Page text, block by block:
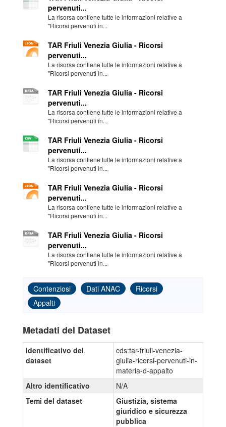
pervenuti...
La risorsa contiene tutte le informazioni relative a
"Ricorsi pervenuti in...
TAR Friuli Venezia Giulia - Ricorsi
pervenuti...
La risorsa contiene tutte le informazioni relative a
"Ricorsi pervenuti in...
TAR Friuli Venezia Giulia - Ricorsi
pervenuti...
La risorsa contiene tutte le informazioni relative a
"Ricorsi pervenuti in...
TAR Friuli Venezia Giulia - Ricorsi
pervenuti...
La risorsa contiene tutte le informazioni relative a
"Ricorsi pervenuti in...
TAR Friuli Venezia Giulia - Ricorsi
pervenuti...
La risorsa contiene tutte le informazioni relative a
"Ricorsi pervenuti in...
TAR Friuli Venezia Giulia - Ricorsi
pervenuti...
La risorsa contiene tutte le informazioni relative a
"Ricorsi pervenuti in...
Contenziosi Dati ANAC
Ricorsi
Appalti
Metadati del Dataset
Identificativo del
dataset
cds:tar-friuli-venezia-
giulia-ricorsi-pervenuti-in-
materia-d-appalto
Altro identificativo
N/A
Temi del dataset
Giustizia, sistema
giuridico e sicurezza
pubblica